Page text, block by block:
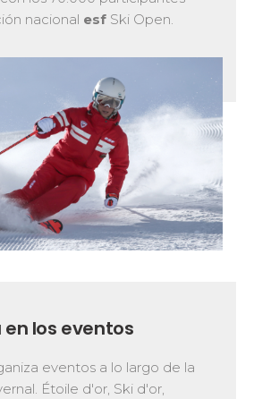
esf
nacional esf Ski Open.
los eventos
eventos a lo largo de la
Étoile d'or, Ski d'or,